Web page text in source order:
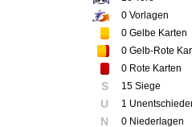
0 Vorlagen
0 Gelbe Karten
0 Gelb-Rote
0 Rote Karten
S 15 Siege
U 1
N 0 Niederlagen